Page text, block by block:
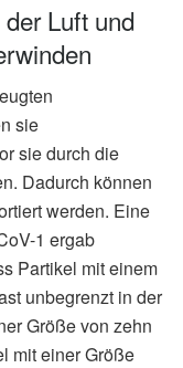
Luft und
sie
sie durch die
Dadurch können
werden. Eine
1 ergab
Partikel mit einem
unbegrenzt in der
Größe von zehn
mit einer Größe